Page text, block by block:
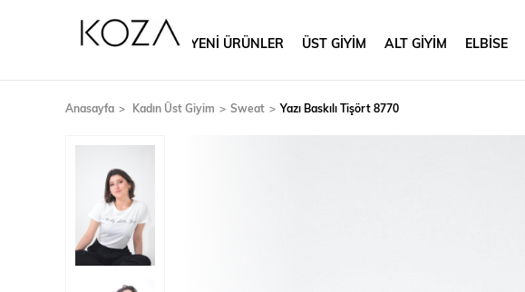
YENİ ÜRÜNLER ÜST GİYİM ALT GİYİM ELBİSE
Anasayfa Kadın Üst Giyim Sweat Yazı Baskılı Tişört 8770